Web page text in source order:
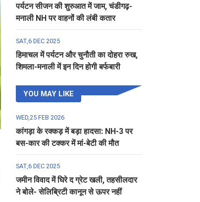
पर्यटन सीजन की शुरुआत में जाम, चंडीगढ़-
मनाली NH पर वाहनों की लंबी कतार
SAT,6 DEC 2025
हिमाचल में पर्यटन और चुनौती का दोहरा रुख,
शिमला-मनाली में इन दिन होगी बर्फबारी
YOU MAY LIKE
WED,25 FEB 2026
कांगड़ा के रक्कड़ में बड़ा हादसा: NH-3 पर
बस-कार की टक्कर में मां-बेटी की मौत
SAT,6 DEC 2025
जमीन विवाद में घिरे द ग्रेट खली, तहसीलदार
ने बोले- सेलिब्रिटी कानून से ऊपर नहीं